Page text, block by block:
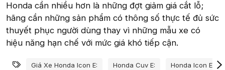
Honda cần nhiều hơn là những đợt giảm giá cắt lỗ;
hãng cần những sản phẩm có thông số thực tế đủ sức
thuyết phục người dùng thay vì những mẫu xe có
hiệu năng hạn chế với mức giá khó tiếp cận.
Từ khóa
Giá Xe Honda Icon E: Honda Cuv E: Honda Icon E: